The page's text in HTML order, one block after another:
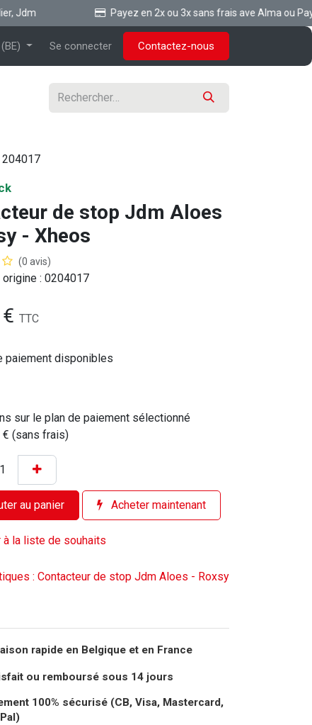
Jdm Payez en 2x ou 3x sans frais ave Alma ou
Se connecter Contactez-nous
204017
de stop Jdm Aloes
- Xheos
(0 avis)
: 0204017
€ TTC
paiement disponibles
sur le plan de paiement sélectionné
€ (sans frais)
au panier Acheter maintenant
à la liste de souhaits
: Contacteur de stop Jdm Aloes - Roxsy
rapide en Belgique et en France
ou remboursé sous 14 jours
100% sécurisé (CB, Visa, Mastercard,